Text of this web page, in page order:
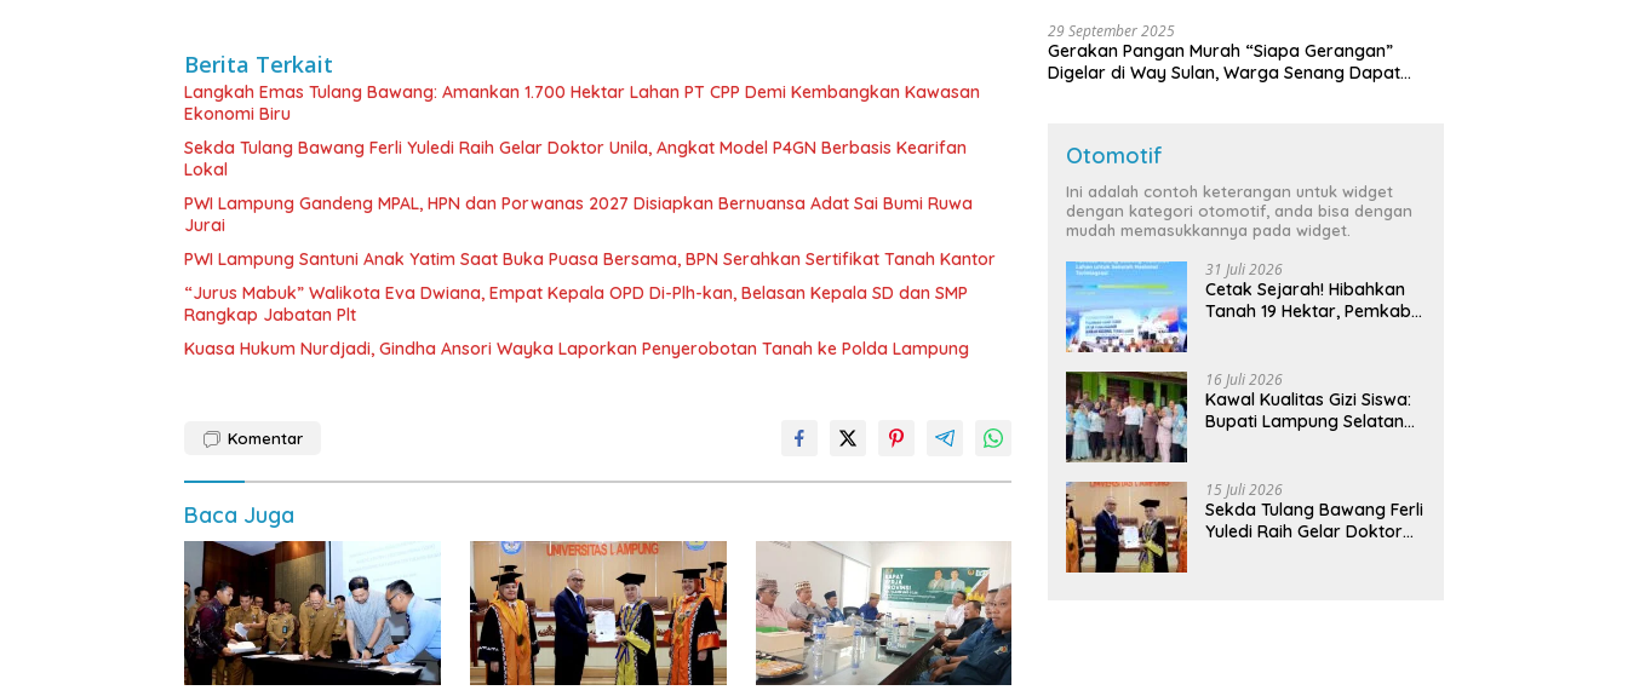
Berita Terkait
Langkah Emas Tulang Bawang: Amankan 1.700 Hektar Lahan PT CPP Demi Kembangkan Kawasan
Ekonomi Biru
Sekda Tulang Bawang Ferli Yuledi Raih Gelar Doktor Unila, Angkat Model P4GN Berbasis Kearifan
Lokal
PWI Lampung Gandeng MPAL, HPN dan Porwanas 2027 Disiapkan Bernuansa Adat Sai Bumi Ruwa
Jurai
PWI Lampung Santuni Anak Yatim Saat Buka Puasa Bersama, BPN Serahkan Sertifikat Tanah Kantor
“Jurus Mabuk” Walikota Eva Dwiana, Empat Kepala OPD Di-Plh-kan, Belasan Kepala SD dan SMP
Rangkap Jabatan Plt
Kuasa Hukum Nurdjadi, Gindha Ansori Wayka Laporkan Penyerobotan Tanah ke Polda Lampung
Komentar
Baca Juga
29 September 2025
Gerakan Pangan Murah “Siapa Gerangan”
Digelar di Way Sulan, Warga Senang Dapat
Otomotif
Ini adalah contoh keterangan untuk widget
dengan kategori otomotif, anda bisa dengan
mudah memasukkannya pada widget.
31 Juli 2026
Cetak Sejarah! Hibahkan
Tanah 19 Hektar, Pemkab
Terintegrasi Pertama di
Lampung
16 Juli 2026
Kawal Kualitas Gizi Siswa:
Bupati Lampung Selatan
Bergizi Gratis di Natar
15 Juli 2026
Sekda Tulang Bawang Ferli
Yuledi Raih Gelar Doktor